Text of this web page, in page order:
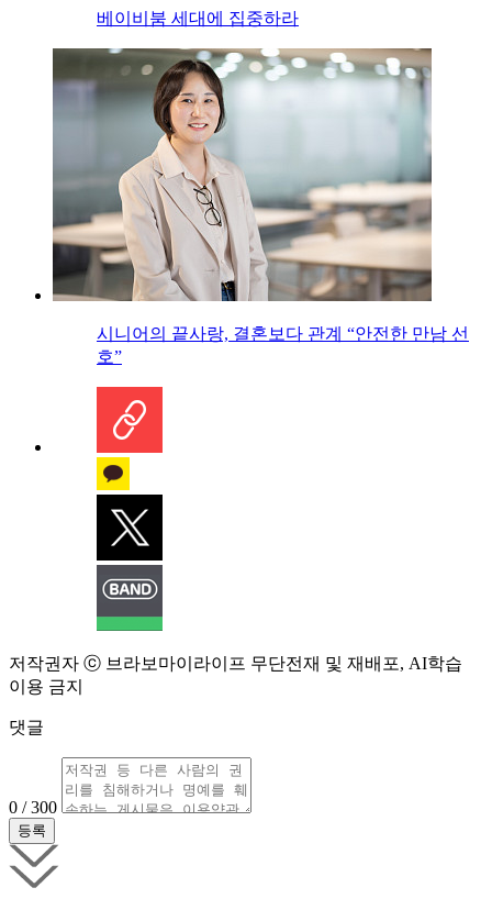
베이비붐 세대에 집중하라
시니어의 끝사랑, 결혼보다 관계 “안전한 만남 선
호”
저작권자 ⓒ 브라보마이라이프 무단전재 및 재배포, AI학습
이용 금지
댓글
0 / 300